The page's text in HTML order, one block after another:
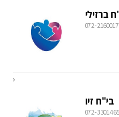
ברזילי
072-2160017
בי"ח זיו
072-3301465